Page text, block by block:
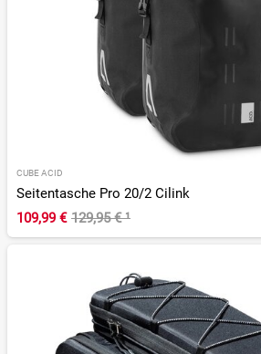
CUBE ACID
Seitentasche Pro 20/2 Cilink
109,99 € 129,95 €¹